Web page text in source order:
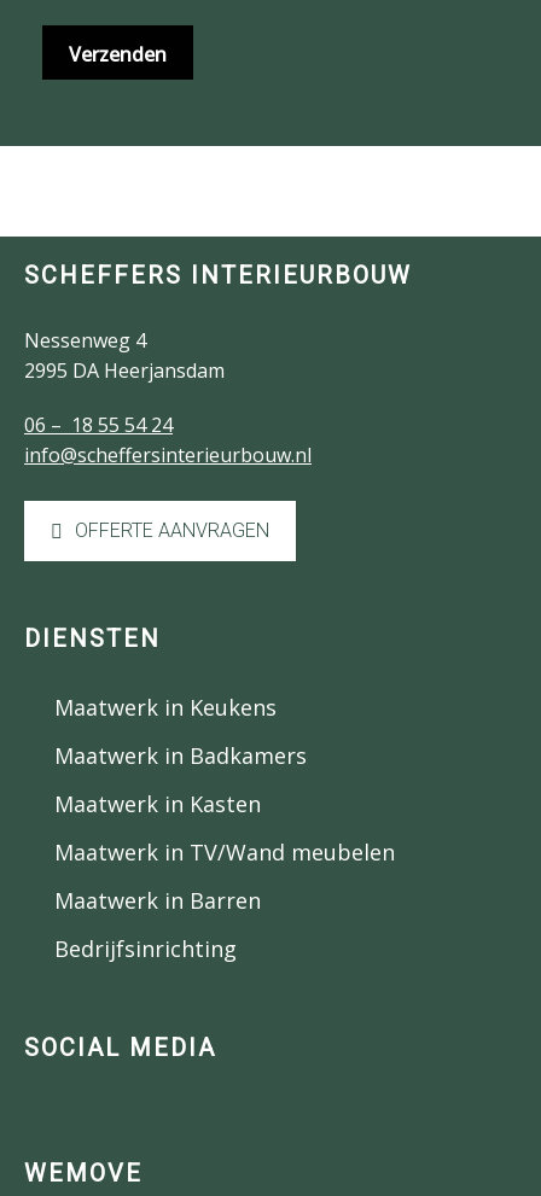
SCHEFFERS INTERIEURBOUW
Nessenweg 4
2995 DA Heerjansdam
06 – 18 55 54 24
info@scheffersinterieurbouw.nl
OFFERTE AANVRAGEN
DIENSTEN
Maatwerk in Keukens
Maatwerk in Badkamers
Maatwerk in Kasten
Maatwerk in TV/Wand meubelen
Maatwerk in Barren
Bedrijfsinrichting
SOCIAL MEDIA
WEMOVE